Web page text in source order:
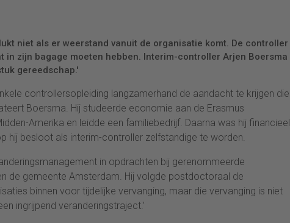
niet als er weerstand vanuit de organisatie komt. De controller
in zijn bagage moeten hebben. Interim-controller Arjen Boersma
gereedschap.'
controllersopleiding langzamerhand de aandacht te krijgen die
Boersma. Hij studeerde economie aan de Erasmus
Amerika en leidde een familiebedrijf. Daarna was hij financieel
hij besloot als interim-controller zelfstandige te worden.
in opdrachten bij gerenommeerde
de gemeente Amsterdam. Hij volgde postdoctoraal de
binnen voor tijdelijke vervanging, maar die vervanging is niet
ingrijpend veranderingstraject.’